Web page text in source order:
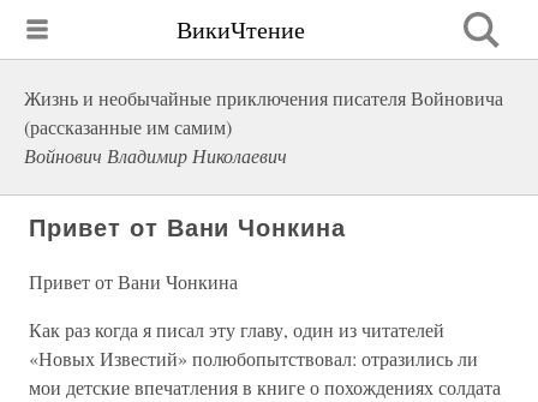
ВикиЧтение
Жизнь и необычайные приключения писателя Войновича
(рассказанные им самим)
Войнович Владимир Николаевич
Привет от Вани Чонкина
Привет от Вани Чонкина
Как раз когда я писал эту главу, один из читателей
«Новых Известий» полюбопытствовал: отразились ли
мои детские впечатления в книге о похождениях солдата